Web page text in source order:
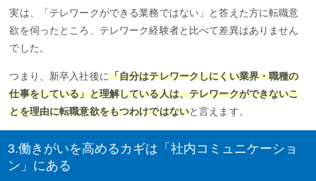
実は、「テレワークができる業務ではない」と答えた方に転職意
欲を伺ったところ、テレワーク経験者と比べて差異はありません
でした。
つまり、新卒入社後に「自分はテレワークしにくい業界・職種の
仕事をしている」と理解している人は、テレワークができないこ
とを理由に転職意欲をもつわけではないと言えます。
3.働きがいを高めるカギは「社内コミュニケーショ
ン」にある